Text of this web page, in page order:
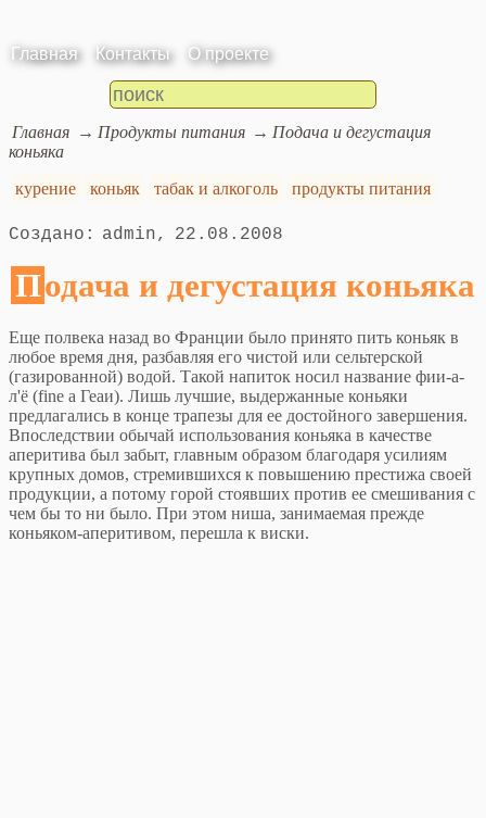
Главная Контакты О проекте
Главная Продукты питания
Подача и дегустация
коньяка
курение
коньяк табак и алкоголь продукты питания
admin 22.08.2008
Подача и дегустация коньяка
Еще полвека назад во Франции было принято пить коньяк в
любое время дня, разбавляя его чистой или сельтерской
(газированной) водой. Такой напиток носил название фии-а-
л'ё (fine а Геаи). Лишь лучшие, выдержанные коньяки
предлагались в конце трапезы для ее достойного завершения.
Впоследствии обычай использования коньяка в качестве
аперитива был забыт, главным образом благодаря усилиям
крупных домов, стремившихся к повышению престижа своей
продукции, а потому горой стоявших против ее смешивания с
чем бы то ни было. При этом ниша, занимаемая прежде
коньяком-аперитивом, перешла к виски.